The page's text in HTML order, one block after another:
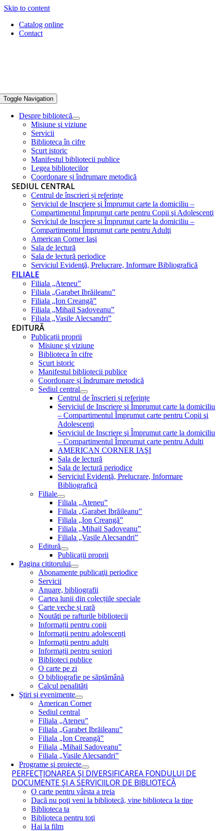
Skip to content
Catalog online
Contact
Toggle Navigation
Despre bibliotecă
Misiune şi viziune
Servicii
Biblioteca în cifre
Scurt istoric
Manifestul bibliotecii publice
Legea bibliotecilor
Coordonare și îndrumare metodică
SEDIUL CENTRAL
Centrul de înscrieri și referințe
Serviciul de Inscriere şi Împrumut carte la domiciliu –
Compartimentul Împrumut carte pentru Copii şi Adolescenţi
Serviciul de Inscriere şi Împrumut carte la domiciliu –
Compartimentul Împrumut carte pentru Adulţi
American Corner Iaşi
Sala de lectură
Sala de lectură periodice
Serviciul Evidenţă, Prelucrare, Informare Bibliografică
FILIALE
Filiala „Ateneu”
Filiala „Garabet Ibrăileanu”
Filiala „Ion Creangă”
Filiala „Mihail Sadoveanu”
Filiala „Vasile Alecsandri”
EDITURĂ
Publicații proprii
Misiune şi viziune
Biblioteca în cifre
Scurt istoric
Manifestul bibliotecii publice
Coordonare și îndrumare metodică
Sediul central
Centrul de înscrieri și referințe
Serviciul de Inscriere şi Împrumut carte la domiciliu
– Compartimentul Împrumut carte pentru Copii şi
Adolescenţi
Serviciul de Inscriere şi Împrumut carte la domiciliu
– Compartimentul Împrumut carte pentru Adulţi
AMERICAN CORNER IAŞI
Sala de lectură
Sala de lectură periodice
Serviciul Evidenţă, Prelucrare, Informare
Bibliografică
Filiale
Filiala „Ateneu”
Filiala „Garabet Ibrăileanu”
Filiala „Ion Creangă”
Filiala „Mihail Sadoveanu”
Filiala „Vasile Alecsandri”
Editură
Publicații proprii
Pagina cititorului
Abonamente publicaţii periodice
Servicii
Anuare, bibliografii
Cartea lunii din colecțiile speciale
Carte veche și rară
Noutăţi pe rafturile bibliotecii
Informații pentru copii
Informații pentru adolescenți
Informații pentru adulți
Informații pentru seniori
Biblioteci publice
O carte pe zi
O bibliografie pe săptămână
Calcul penalități
Ştiri şi evenimente
American Corner
Sediul central
Filiala „Ateneu”
Filiala „Garabet Ibrăileanu”
Filiala „Ion Creangă”
Filiala „Mihail Sadoveanu”
Filiala „Vasile Alecsandri”
Programe şi proiecte
PERFECŢIONAREA ŞI DIVERSIFICAREA FONDULUI DE
DOCUMENTE ŞI A SERVICIILOR DE BIBLIOTECĂ
O carte pentru vârsta a treia
Dacă nu poţi veni la bibliotecă, vine biblioteca la tine
Biblioteca ta
Biblioteca pentru toţi
Hai la film